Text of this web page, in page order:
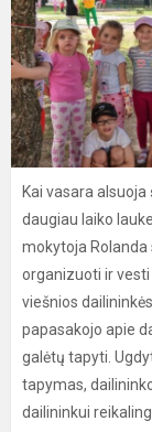
Kai vasara
daugiau laiko
mokytoja Rolanda
organizuoti ir
viešnios
papasakojo apie
galėtų tapyti.
tapymas,
dailininkui